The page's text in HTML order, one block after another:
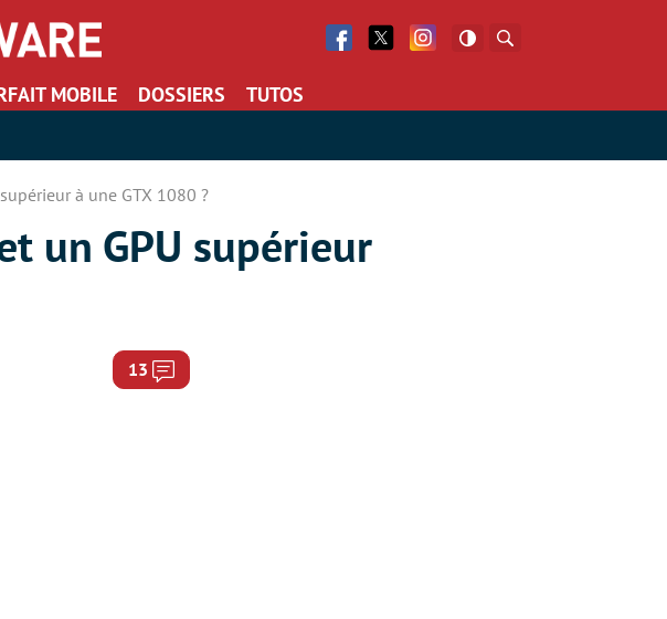
Facebook
Twitter Facebook
MOBILE DOSSIERS TUTOS
à une GTX 1080 ?
un GPU supérieur
13 Commentaires